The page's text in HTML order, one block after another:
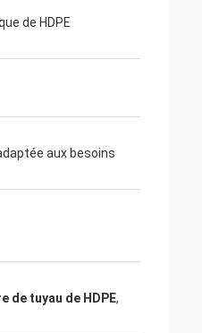
de HDPE
aux besoins
de tuyau de HDPE,